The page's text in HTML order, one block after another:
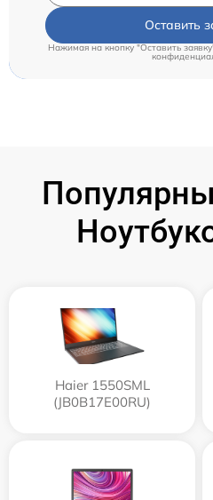
Оставить
Нажимая на кнопку "Оставить
Haier 1550SML
(JB0B17E00RU)